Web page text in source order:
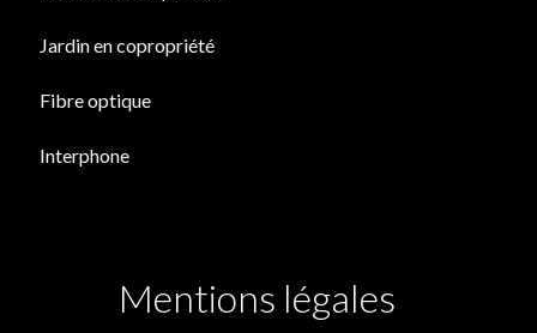
Jardin en copropriété
Fibre optique
Interphone
Mentions légales